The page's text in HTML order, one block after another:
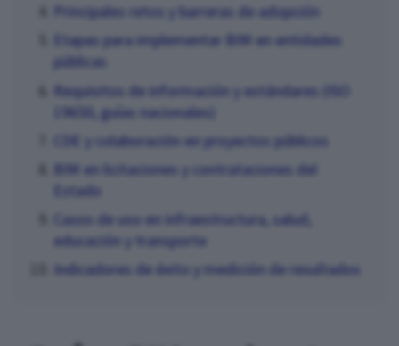
Principales retos y barreras de adopción
Etapas para implementar BIM en entidades
públicas
Requisitos de información y estándares (ISO
19650, guías nacionales)
CDE y colaboración en proyectos públicos
BIM en licitaciones y contrataciones del
Estado
Casos de uso en infraestructura, salud,
educación y transporte
Indicadores de éxito y medición de resultados